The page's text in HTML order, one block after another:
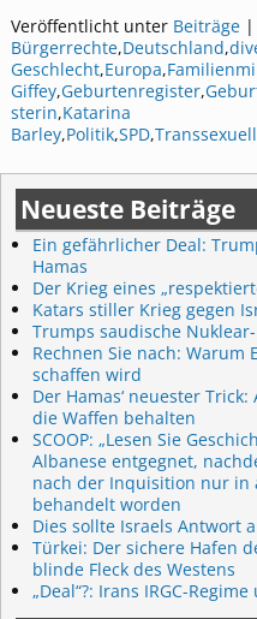
Veröffentlicht unter Beiträge|
Bürgerrechte,Deutschland,
Geschlecht,Europa,
Giffey,Geburtenregister,
sterin,Katarina
Barley,Politik,SPD,
Neueste Beiträge
Ein gefährlicher Deal:
Hamas
Der Krieg eines
Katars stiller Krieg gegen
Trumps saudische
Rechnen Sie nach: Warum
schaffen wird
Der Hamas‘ neuester
die Waffen behalten
SCOOP: „Lesen Sie
Albanese entgegnet,
nach der Inquisition nur in
behandelt worden
Dies sollte Israels Antwort
Türkei: Der sichere Hafen
blinde Fleck des Westens
„Deal“?: Irans IRGC-